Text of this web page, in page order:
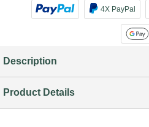
4X PayPal
Description
Product Details